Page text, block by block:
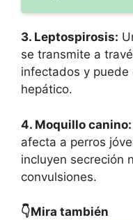
3. Leptospirosis:
se transmite a
infectados y puede
hepático.
4. Moquillo canino:
afecta a perros
incluyen secreción
convulsiones.
👇Mira también